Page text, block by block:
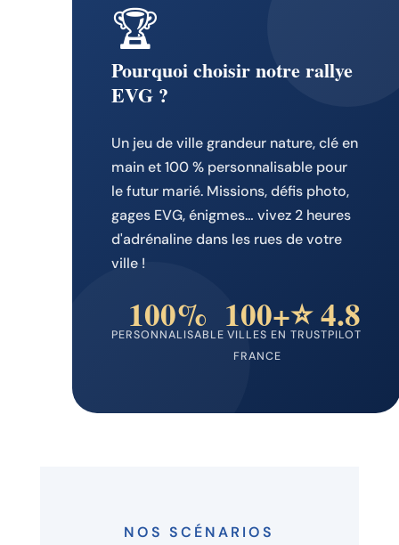
🏆
Pourquoi choisir notre rallye
EVG ?
Un jeu de ville grandeur nature, clé en
main et 100 % personnalisable pour
le futur marié. Missions, défis photo,
gages EVG, énigmes… vivez 2 heures
d'adrénaline dans les rues de votre
ville !
100%
PERSONNALISABLE100+
VILLES EN
FRANCE
⭐ 4.8
TRUSTPILOT
NOS SCÉNARIOS